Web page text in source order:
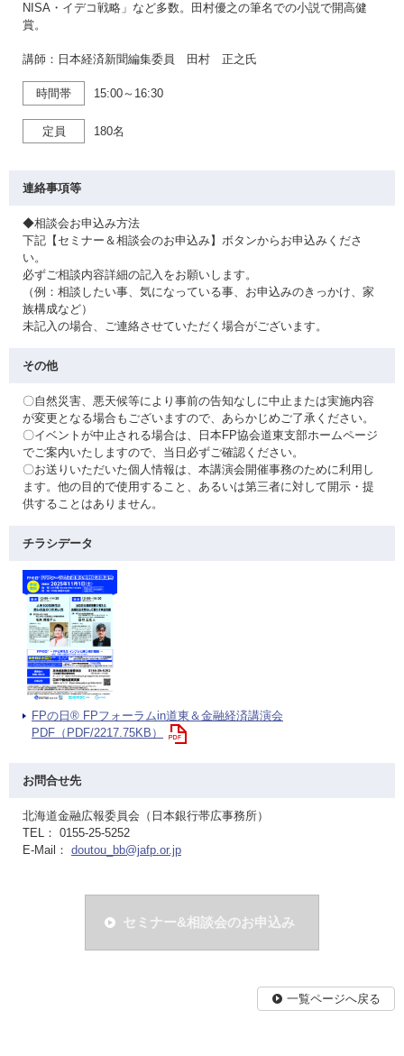
NISA・イデコ戦略」など多数。田村優之の筆名での小説で開高健
賞。
講師：日本経済新聞編集委員 田村 正之氏
時間帯 15:00～16:30
定員 180名
連絡事項等
◆相談会お申込み方法
下記【セミナー＆相談会のお申込み】ボタンからお申込みくださ
い。
必ずご相談内容詳細の記入をお願いします。
（例：相談したい事、気になっている事、お申込みのきっかけ、家
族構成など）
未記入の場合、ご連絡させていただく場合がございます。
その他
〇自然災害、悪天候等により事前の告知なしに中止または実施内容
が変更となる場合もございますので、あらかじめご了承ください。
〇イベントが中止される場合は、日本FP協会道東支部ホームページ
でご案内いたしますので、当日必ずご確認ください。
〇お送りいただいた個人情報は、本講演会開催事務のために利用し
ます。他の目的で使用すること、あるいは第三者に対して開示・提
供することはありません。
チラシデータ
FPの日® FPフォーラムin道東＆金融経済講演会
PDF（PDF/2217.75KB）
お問合せ先
北海道金融広報委員会（日本銀行帯広事務所）
TEL： 0155-25-5252
E-Mail： doutou_bb@jafp.or.jp
セミナー&相談会のお申込み
一覧ページへ戻る